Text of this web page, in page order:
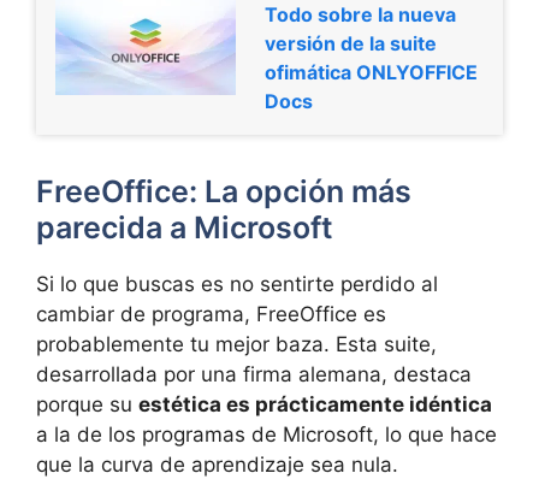
Todo sobre la nueva
versión de la suite
ofimática ONLYOFFICE
Docs
FreeOffice: La opción más
parecida a Microsoft
Si lo que buscas es no sentirte perdido al
cambiar de programa, FreeOffice es
probablemente tu mejor baza. Esta suite,
desarrollada por una firma alemana, destaca
porque su estética es prácticamente idéntica
a la de los programas de Microsoft, lo que hace
que la curva de aprendizaje sea nula.